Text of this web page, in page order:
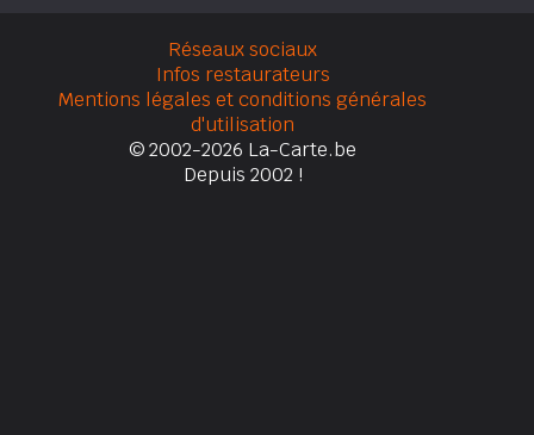
Réseaux sociaux
Infos restaurateurs
Mentions légales et conditions générales
d'utilisation
© 2002-2026 La-Carte.be
Depuis 2002 !